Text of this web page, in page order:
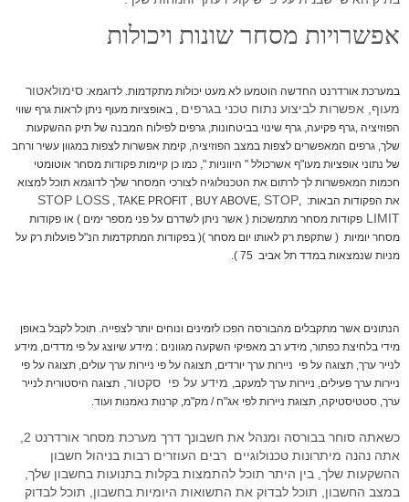
אפשרויות מסחר שונות ויכולות
במערכת אורדרנט החדשה הוטמעו לא מעט יכולות מתקדמות. לדוגמא: סימולאטור
מעוף, אפשרות לביצוע נתוח טכני בגרפים , באופציות מעוף ניתן לראות גרף שווי
הפוזיציה ,גרף פקיעה, גרף שינוי בביטחונות, גרפים לפילוח המבנה של תיק ההשקעות
שלך, גרפים המאפשרים לצפות במצב הפוזיציה, קימת אפשרות לצפות במגוון עשיר ורחב
של נתוני אופציות מעו"ף אשרכולל " היווניות ", כמו כן קיימות פקודות מסחר אוטומטי
חכמות המאפשרות לך לרתום את הטכנולוגיה לצורכי המסחר שלך לדוגמא תוכל למצוא
את הפקודות הבאות: ,
STOP LOSS , TAKE PROFIT , BUY ABOVE, STOP
LIMIT פקודות מסחר מתמשכות ( אשר ניתן לשדרם על פני מספר ימים ) או פקודות
מסחר יומיות ( שתקפת רק לאותו יום מסחר )( בפקודות המתקדמות הנ"ל פועלות רק על
מניות שנמצאות במדד תל אביב 75 ).
הנתונים אשר מתקבלים מהבורסה הפכו לזמינים ונוחים יותר לצפייה. תוכל לקבל באופן
מידי בלחיצת כפתור, מידע רב מאפיקי השקעה מגוונים : מידע שיוצג על פי מדדים, מידע
לנייר ערך, תצוגה על פי ניירות ערך יורדים, תצוגה על פי ניירות ערך עולים, תצוגה על פי
ניירות ערך פעילים, ניירות ערך למעקב, מידע על פי סקטור, תצוגה היסטורית לנייר
ערך, סטטיסטיקה, תצוגת ניירות לפי אג"ח / מק"מ, קרנות נאמנות ועוד.
אתה נהנה מיתרונות טכנולוגיים רבים העוזרים רבות בניהול חשבון
ההשקעות שלך, בין היתר תוכל להתמצות בקלות בתנועות בחשבון שלך,
במצב החשבון, תוכל לבדוק את התשואות היומיות בחשבון, תוכל לבדוק